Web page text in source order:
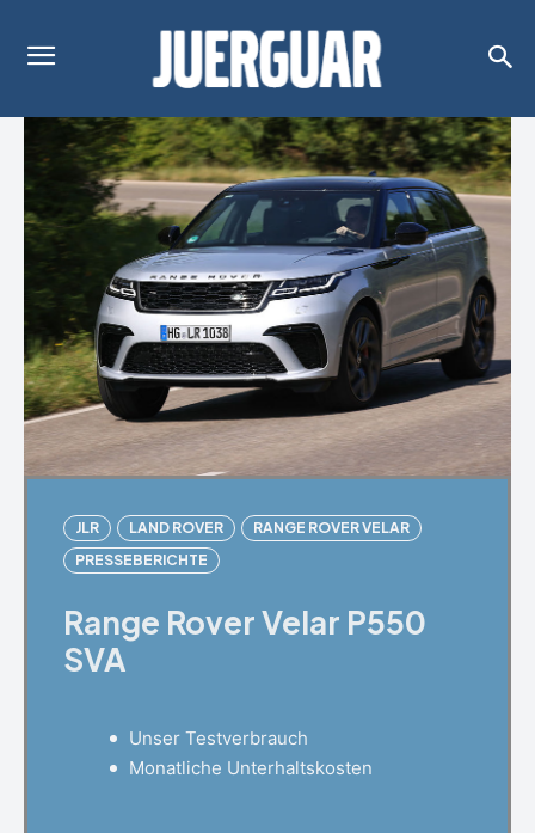
JLR LAND ROVER
RANGE ROVER VELAR
PRESSEBERICHTE
Range Rover Velar P550
SVA
Unser Testverbrauch
Monatliche Unterhaltskosten